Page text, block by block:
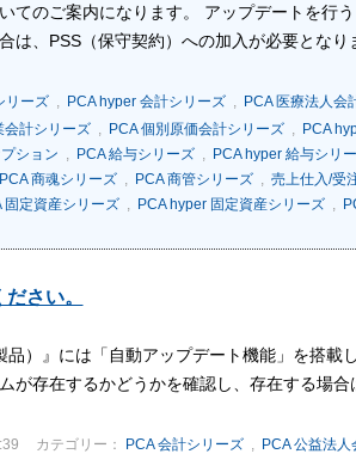
のご案内になります。 アップデートを行
は、PSS（保守契約）への加入が必要とな
リーズ, PCA hyper 会計シリーズ, PCA 医療法人会
会計シリーズ, PCA 個別原価会計シリーズ, PCA
ション , PCA 給与シリーズ, PCA hyper 給与シリ
PCA 商魂シリーズ, PCA 商管シリーズ, 売上仕入/受
固定資産シリーズ, PCA hyper 固定資産シリーズ,
さい。
品）』には「自動アップデート機能」を搭載
が存在するかどうかを確認し、存在する場
カテゴリー： PCA 会計シリーズ, PCA 公益法